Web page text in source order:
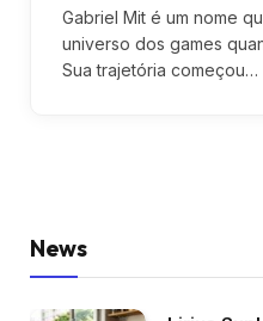
Gabriel Mit é um nome
universo dos games
Sua trajetória começou…
News